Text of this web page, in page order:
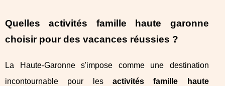
Quelles activités famille haute garonne
choisir pour des vacances réussies ?
La Haute-Garonne s'impose comme une destination
incontournable pour les activités famille haute